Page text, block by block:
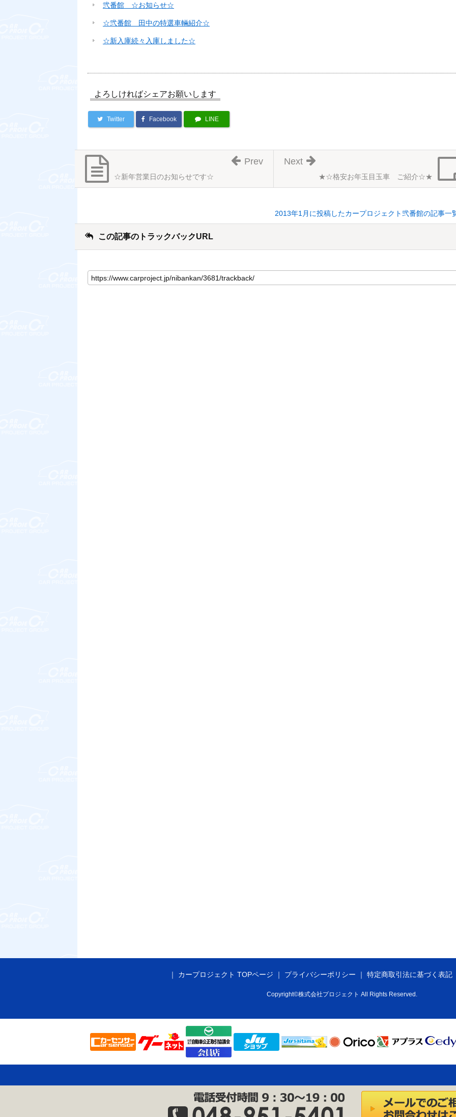
弐番館 ☆お知らせ☆
☆弐番館 田中の特選車輛紹介☆
☆新入庫続々入庫しました☆
よろしければシェアお願いします
Twitter Facebook LINE
★☆格安お年玉目玉車 ご紹介☆★
Next
☆新年営業日のお知らせです☆
Prev
2013年1月に投稿したカープロジェクト弐番館の記事一
この記事のトラックバックURL
カープロジェクト TOPページ プライバシーポリシー 特定商取引法に基づく表記
Copyright©株式会社プロジェクト All Rights Reserved.